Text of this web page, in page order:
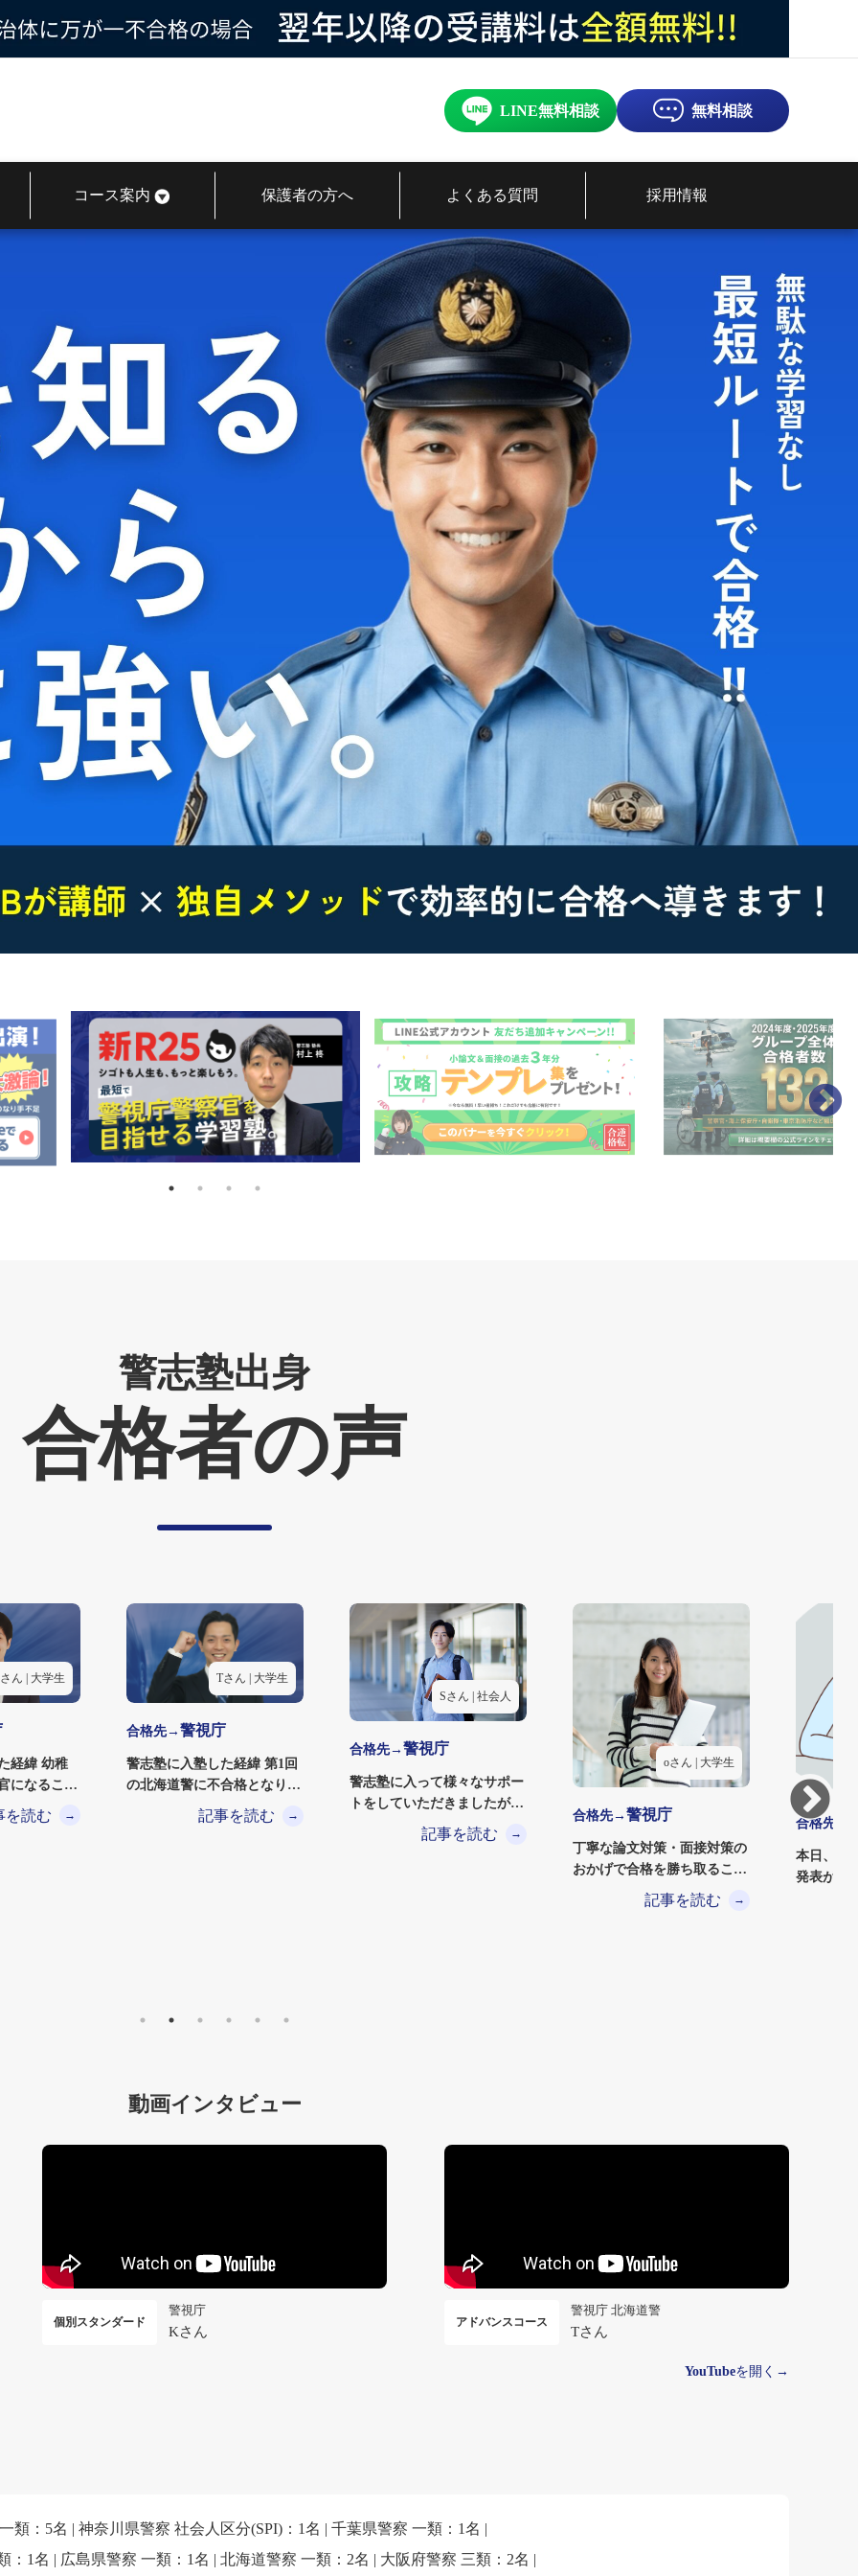
LINE無料相談 無料相談
コース案内 保護者の方へ よくある質問 採用情報
警志塾出身
合格者の声
ん | 大学生
緯 幼稚
になること
学4…
を読む →
Tさん | 大学生
合格先→警視庁
警志塾に入塾した経緯 第1回
の北海道警に不合格となり失
意のどん底だったと…
記事を読む →
Sさん | 社会人
合格先→警視庁
警志塾に入って様々なサポー
トをしていただきましたが、
特に面接対策は私自身の自
記事を読む →
oさん | 大学生
合格先→警視庁
丁寧な論文対策・面接対策の
おかげで合格を勝ち取ること
ができました。実際に現場
記事を読む →
合格先→
本日、警
発表があ
動画インタビュー
個別スタンダード
警視庁
Kさん
アドバンスコース
警視庁 北海道警
Tさん
YouTubeを開く→
類：5名 | 神奈川県警察 社会人区分(SPI)：1名 | 千葉県警察 一類：1名 |
：1名 | 広島県警察 一類：1名 | 北海道警察 一類：2名 | 大阪府警察 三類：2名 |